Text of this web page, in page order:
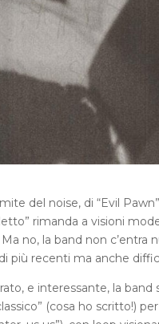
del noise, di “Evil
rimanda a visioni
no, la band non
più recenti ma anche
e interessante, la
(cosa ho scritto!)